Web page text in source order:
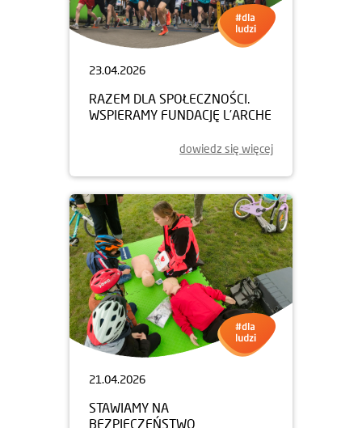
23.04.2026
RAZEM DLA SPOŁECZNOŚCI.
WSPIERAMY FUNDACJĘ L’ARCHE
dowiedz się więcej
21.04.2026
STAWIAMY NA
BEZPIECZEŃSTWO